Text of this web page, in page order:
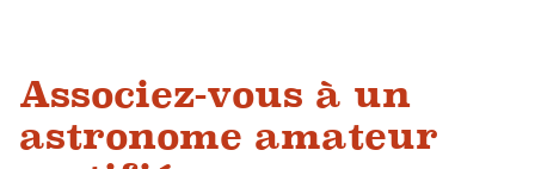
Associez-vous à un
astronome amateur